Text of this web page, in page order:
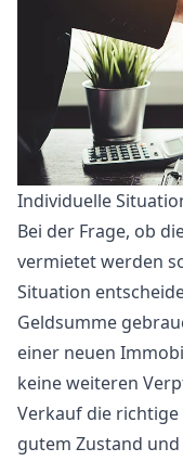
Individuelle
Bei der Frage, ob
vermietet werden
Situation
Geldsumme
einer neuen
keine weiteren
Verkauf die richtige
gutem Zustand